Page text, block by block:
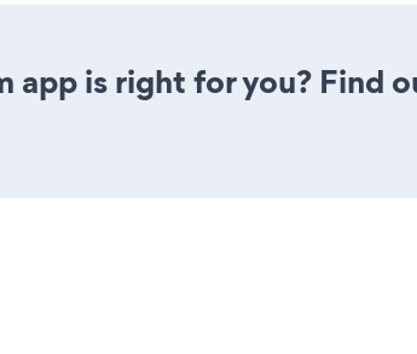
app is right for you? Find